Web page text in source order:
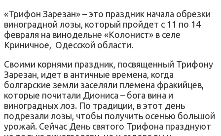
«Трифон Зарезан» – это праздник начала обрезки
виноградной лозы, который пройдет с 11 по 14
февраля на винодельне «Колонист» в селе
Криничное, Одесской области.
Своими корнями праздник, посвященный Трифону
Зарезан, идет в античные времена, когда
болгарские земли заселяли племена фракийцев,
которые почитали Диониса – бога вина и
виноградных лоз. По традиции, в этот день
подрезали лозы, чтобы получить осенью большой
урожай. Сейчас День святого Трифона празднуют